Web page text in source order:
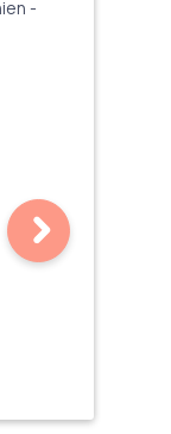
5 Sternen